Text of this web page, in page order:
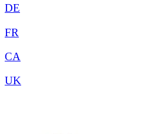
DE
FR
CA
UK